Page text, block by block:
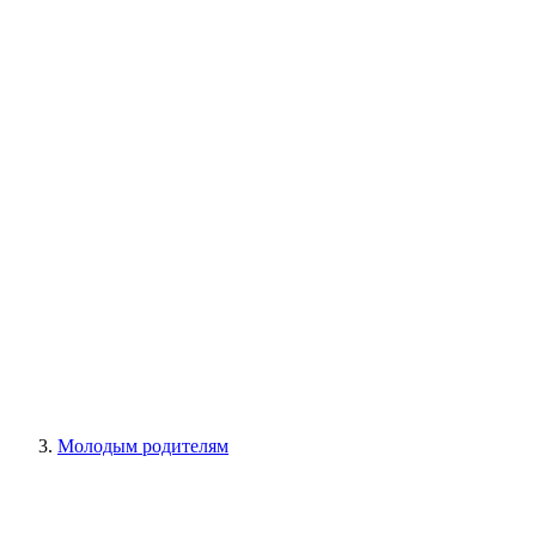
Молодым родителям